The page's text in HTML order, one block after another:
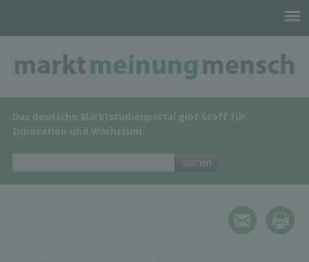
Das deutsche Marktstudienportal gibt Stoff für
Innovation und Wachstum.